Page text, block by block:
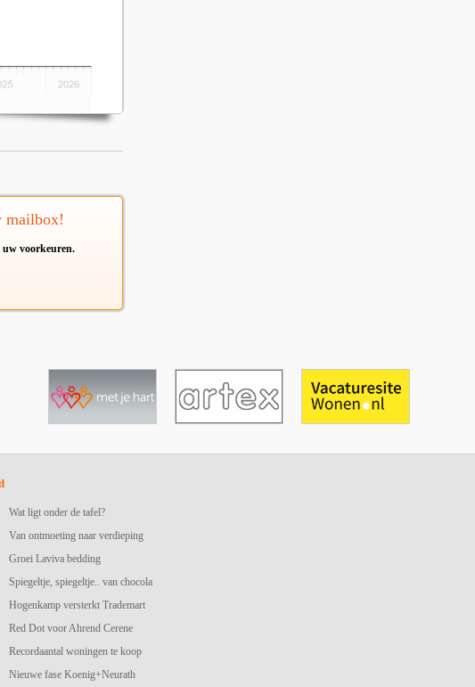
mailbox!
uw voorkeuren.
Wat ligt onder de tafel?
Van ontmoeting naar verdieping
Groei Laviva bedding
Spiegeltje, spiegeltje.. van chocola
Hogenkamp versterkt Trademart
Red Dot voor Ahrend Cerene
Recordaantal woningen te koop
Nieuwe fase Koenig+Neurath